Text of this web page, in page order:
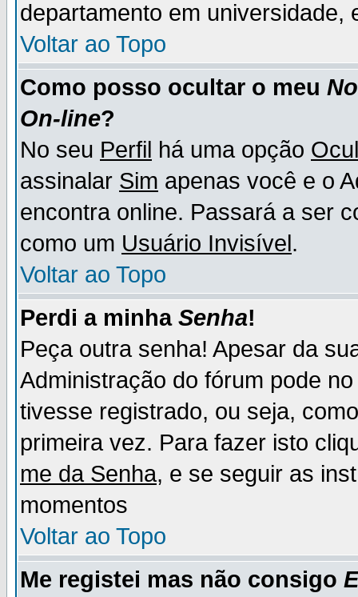
departamento em universidade,
Voltar ao Topo
Como posso ocultar o meu
On-line?
No seu Perfil há uma opção
assinalar Sim apenas você e o
encontra online. Passará a ser
como um Usuário Invisível.
Voltar ao Topo
Perdi a minha Senha!
Peça outra senha! Apesar da
Administração do fórum pode
tivesse registrado, ou seja,
primeira vez. Para fazer isto
me da Senha, e se seguir as
momentos
Voltar ao Topo
Me registei mas não consigo